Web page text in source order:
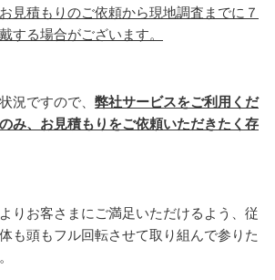
見積もりのご依頼から現地調査までに７
する場合がございます。
況ですので、 弊社サービスをご利用くだ
み、お見積もりをご依頼いただきたく存
りお客さまにご満足いただけるよう、従
も頭もフル回転させて取り組んで参りた